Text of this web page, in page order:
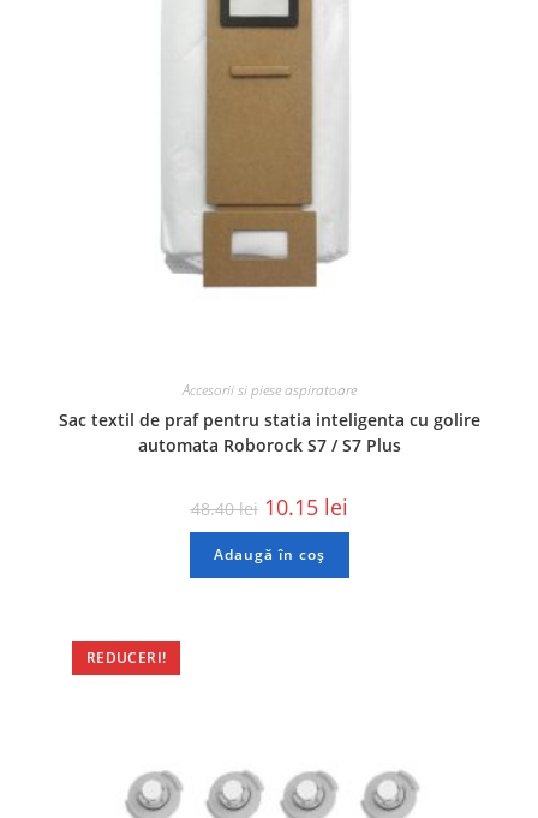
Accesorii si piese aspiratoare
Sac textil de praf pentru statia inteligenta cu golire
automata Roborock S7 / S7 Plus
48.40lei 10.15 lei
Adaugă în coș
REDUCERI!